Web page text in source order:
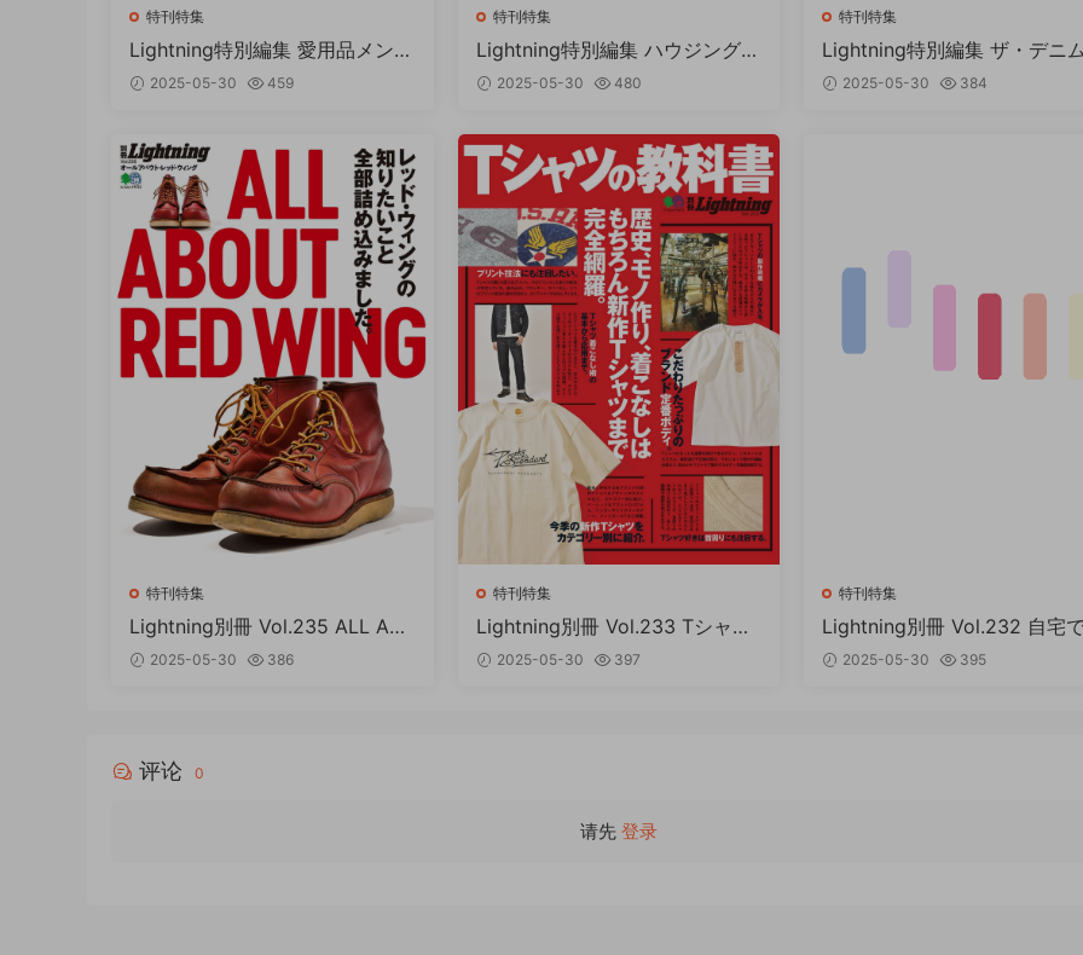
特刊特集
Lightning特別編集 愛用品メンテ
大全 PDF
2025-05-30 459
特刊特集
Lightning特別編集 ハウジングブ
ック エイムック PDF
2025-05-30 480
特刊特集
Lightning特別編集 ザ・デニ
イブル PDF
2025-05-30 384
特刊特集
Lightning別冊 Vol.235 ALL AB
OUT RED WING PDF
2025-05-30 386
特刊特集
Lightning別冊 Vol.233 Tシャツ
の教科書 PDF
2025-05-30 397
特刊特集
Lightning別冊 Vol.232 自宅
ャンプ PDF
2025-05-30 395
评论 0
请先 登录